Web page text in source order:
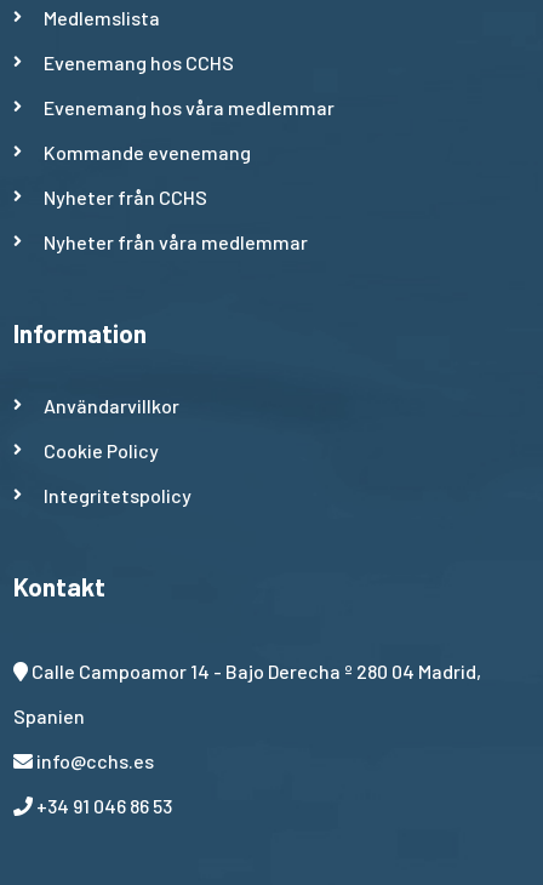
Medlemslista
Evenemang hos CCHS
Evenemang hos våra medlemmar
Kommande evenemang
Nyheter från CCHS
Nyheter från våra medlemmar
Information
Användarvillkor
Cookie Policy
Integritetspolicy
Kontakt
Calle Campoamor 14 - Bajo Derecha º 280 04 Madrid,
Spanien
info@cchs.es
+34 91 046 86 53